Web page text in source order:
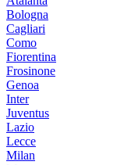
Bologna
Cagliari
Como
Fiorentina
Frosinone
Genoa
Inter
Juventus
Lazio
Lecce
Milan